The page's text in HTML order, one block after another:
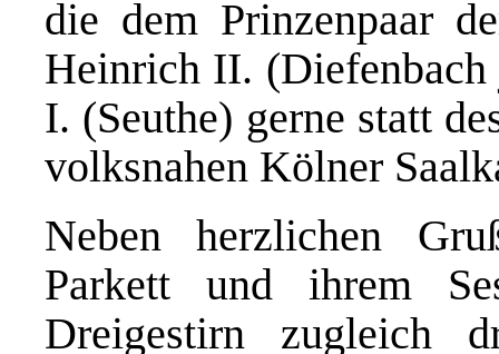
die dem Prinzenpaar
Heinrich II. (Diefenbach
I. (Seuthe) gerne statt
volksnahen Kölner
Neben herzlichen
Parkett und ihrem
Dreigestirn zugleich